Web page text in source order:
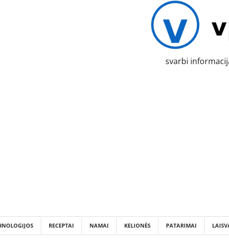
svarbi
RECEPTAI NAMAI KELIONĖS PATARIMAI